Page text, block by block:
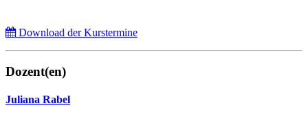
Download der Kurstermine
Dozent(en)
Juliana Rabel